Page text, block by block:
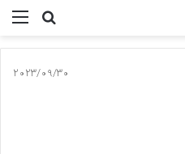
جستجو
2023/09/30